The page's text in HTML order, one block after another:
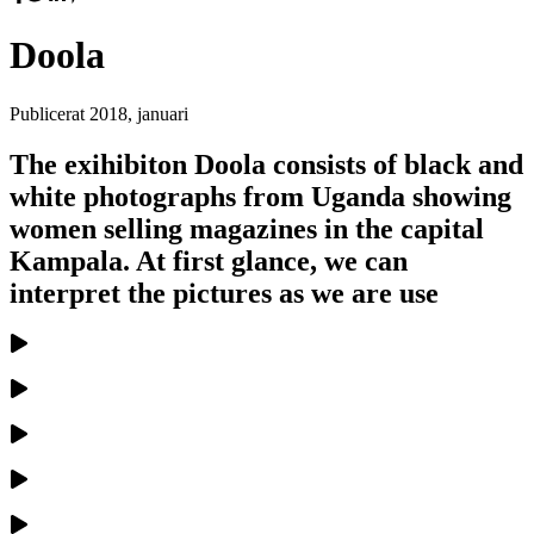
Doola
Publicerat 2018, januari
The exihibiton Doola consists of black and
white photographs from Uganda showing
women selling magazines in the capital
Kampala. At first glance, we can
interpret the pictures as we are use